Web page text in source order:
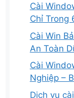
Cài
Chỉ Trong
Cài Win
An Toàn
Cài
Nghiệp –
Dịch vụ